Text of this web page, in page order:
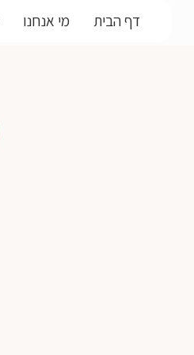
דף הבית מי אנחנו